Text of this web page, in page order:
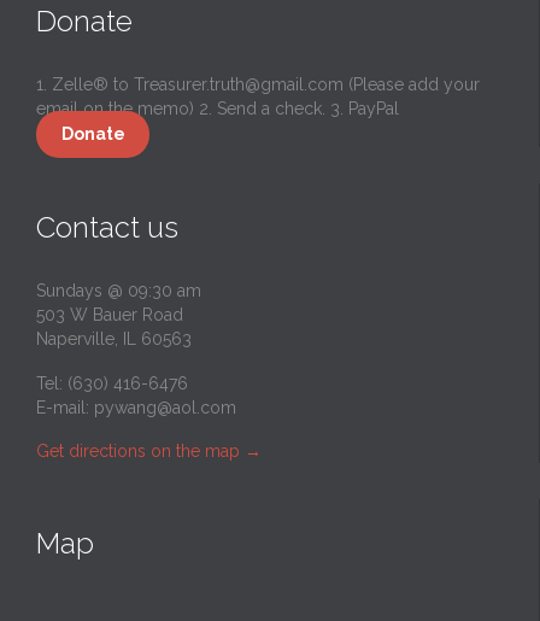
Donate
1. Zelle® to Treasurer.truth@gmail.com (Please add your
email on the memo) 2. Send a check. 3. PayPal
Donate
Contact us
Sundays @ 09:30 am
503 W Bauer Road
Naperville, IL 60563
Tel: (630) 416-6476
E-mail: pywang@aol.com
Get directions on the map →
Map